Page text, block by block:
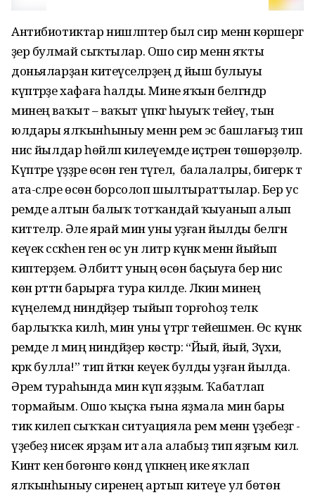
Антибиотиктар нишләптер был сир менән көрәшергә
әҙер булмай сыҡтылар. Ошо сир менән яҡты
доньяларҙан китеүселәрҙең дә йыш булыуы
күптәрҙе хафаға һалды. Мине яҡын белгәндәр
минең ваҡыт – ваҡыт үпкәгә һыуыҡ тейеү, тын
юлдары ялҡынһыныу менән әрем эсә башлағыҙ тип
нисә йылдар һөйләп килеүемде иҫтәренә төшөрҙөләр.
Күптәре үҙҙәре өсөн генә түгел, ә балалалры, бигерәк тә
ата-әсәләре өсөн борсолоп шылтыраттылар. Бер ус
әремде алтын балыҡ тотҡандай ҡыуанып алып
киттеләр. Әле ярай мин уны уҙған йылды белгән
кеүек сәскәһен генә өс ун литр күнәк менән йыйып
киптерҙем. Әлбиттә уның өсөн баҫыуға бер нисә
көн рәттән барырға тура килде. Ләкин минең
күңелемдә ниндәйҙер тыйып торғоһоҙ теләк
барлыҡҡа килһә, мин уны үтәргә тейешмен. Өс күнәк
әремде лә миңә ниндәйҙер көстәр: “Йый, йый, Зәүхиә,
кәрәк булла!” тип әйткән кеүек булды уҙған йылда.
Әрем тураһында мин күп яҙҙым. Ҡабатлап
тормайым. Ошо ҡыҫҡа ғына яҙмала мин бары
тик килеп сыҡҡан ситуацияла әрем менән үҙебеҙгә -
үҙебеҙ нисек ярҙам итә ала алабыҙ тип яҙғым килә.
Кинәт кенә бөгөнгө көндә үпкәнең ике яҡлап
ялҡынһыныу сиренең артып китеүе ул бөтөн